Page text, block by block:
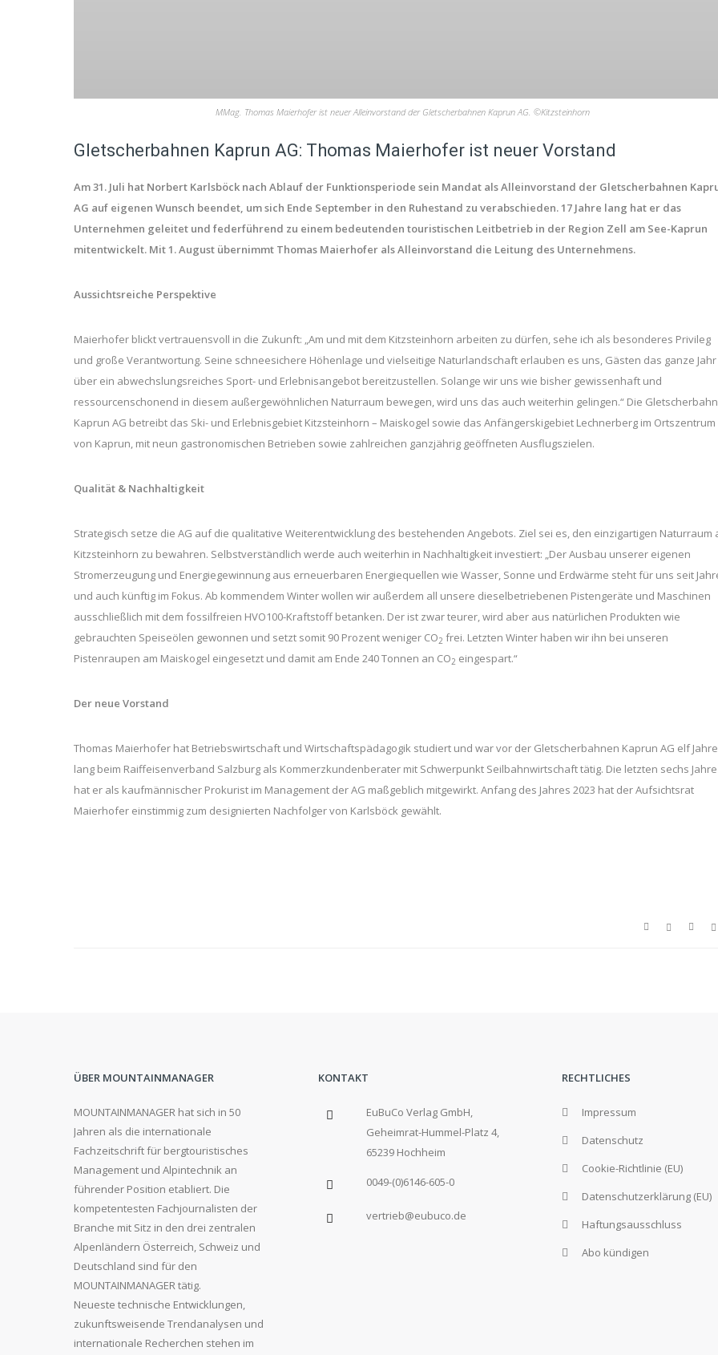
MMag. Thomas Maierhofer ist neuer Alleinvorstand der Gletscherbahnen Kaprun AG. ©Kitzsteinhorn
Gletscherbahnen Kaprun AG: Thomas Maierhofer ist neuer Vorstand
Am 31. Juli hat Norbert Karlsböck nach Ablauf der Funktionsperiode sein Mandat als Alleinvorstand der Gletscherbahnen
AG auf eigenen Wunsch beendet, um sich Ende September in den Ruhestand zu verabschieden. 17 Jahre lang hat er das
Unternehmen geleitet und federführend zu einem bedeutenden touristischen Leitbetrieb in der Region Zell am See-Kaprun
mitentwickelt. Mit 1. August übernimmt Thomas Maierhofer als Alleinvorstand die Leitung des Unternehmens.
Aussichtsreiche Perspektive
Maierhofer blickt vertrauensvoll in die Zukunft: „Am und mit dem Kitzsteinhorn arbeiten zu dürfen, sehe ich als besonderes Privileg
und große Verantwortung. Seine schneesichere Höhenlage und vielseitige Naturlandschaft erlauben es uns, Gästen das ganze Jahr
über ein abwechslungsreiches Sport- und Erlebnisangebot bereitzustellen. Solange wir uns wie bisher gewissenhaft und
ressourcenschonend in diesem außergewöhnlichen Naturraum bewegen, wird uns das auch weiterhin gelingen.“ Die
Kaprun AG betreibt das Ski- und Erlebnisgebiet Kitzsteinhorn – Maiskogel sowie das Anfängerskigebiet Lechnerberg im Ortszentrum
von Kaprun, mit neun gastronomischen Betrieben sowie zahlreichen ganzjährig geöffneten Ausflugszielen.
Qualität & Nachhaltigkeit
Strategisch setze die AG auf die qualitative Weiterentwicklung des bestehenden Angebots. Ziel sei es, den einzigartigen Naturraum
Kitzsteinhorn zu bewahren. Selbstverständlich werde auch weiterhin in Nachhaltigkeit investiert: „Der Ausbau unserer eigenen
Stromerzeugung und Energiegewinnung aus erneuerbaren Energiequellen wie Wasser, Sonne und Erdwärme steht für uns seit
und auch künftig im Fokus. Ab kommendem Winter wollen wir außerdem all unsere dieselbetriebenen Pistengeräte und Maschinen
ausschließlich mit dem fossilfreien HVO100-Kraftstoff betanken. Der ist zwar teurer, wird aber aus natürlichen Produkten wie
gebrauchten Speiseölen gewonnen und setzt somit 90 Prozent weniger CO2 frei. Letzten Winter haben wir ihn bei unseren
Pistenraupen am Maiskogel eingesetzt und damit am Ende 240 Tonnen an CO2 eingespart.“
Der neue Vorstand
Thomas Maierhofer hat Betriebswirtschaft und Wirtschaftspädagogik studiert und war vor der Gletscherbahnen Kaprun AG elf Jahre
lang beim Raiffeisenverband Salzburg als Kommerzkundenberater mit Schwerpunkt Seilbahnwirtschaft tätig. Die letzten sechs Jahre
hat er als kaufmännischer Prokurist im Management der AG maßgeblich mitgewirkt. Anfang des Jahres 2023 hat der Aufsichtsrat
Maierhofer einstimmig zum designierten Nachfolger von Karlsböck gewählt.
ÜBER MOUNTAINMANAGER
MOUNTAINMANAGER hat sich in 50
Jahren als die internationale
Fachzeitschrift für bergtouristisches
Management und Alpintechnik an
führender Position etabliert. Die
kompetentesten Fachjournalisten der
Branche mit Sitz in den drei zentralen
Alpenländern Österreich, Schweiz und
Deutschland sind für den
MOUNTAINMANAGER tätig.
Neueste technische Entwicklungen,
zukunftsweisende Trendanalysen und
internationale Recherchen stehen im
KONTAKT
EuBuCo Verlag GmbH,
Geheimrat-Hummel-Platz 4,
65239 Hochheim
0049-(0)6146-605-0
vertrieb@eubuco.de
RECHTLICHES
Impressum
Datenschutz
Cookie-Richtlinie (EU)
Datenschutzerklärung (EU)
Haftungsausschluss
Abo kündigen